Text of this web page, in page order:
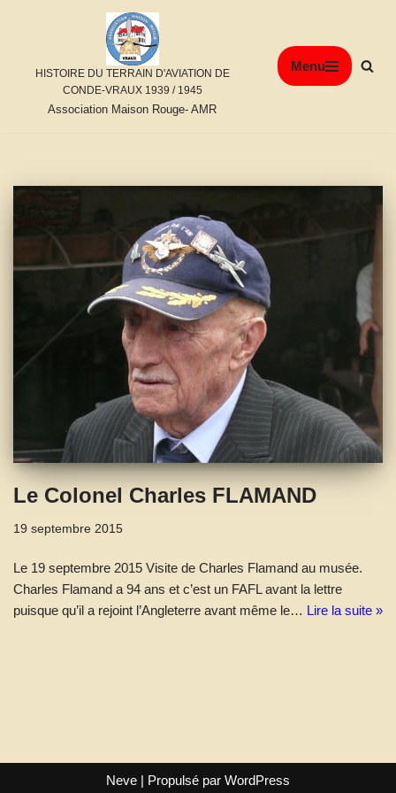
HISTOIRE DU TERRAIN D'AVIATION DE
CONDE-VRAUX 1939 / 1945
Association Maison Rouge- AMR
Menu
Le Colonel Charles FLAMAND
19 septembre 2015
Le 19 septembre 2015 Visite de Charles Flamand au musée.
Charles Flamand a 94 ans et c’est un FAFL avant la lettre
puisque qu’il a rejoint l’Angleterre avant même le… Lire la suite »
Neve | Propulsé par WordPress